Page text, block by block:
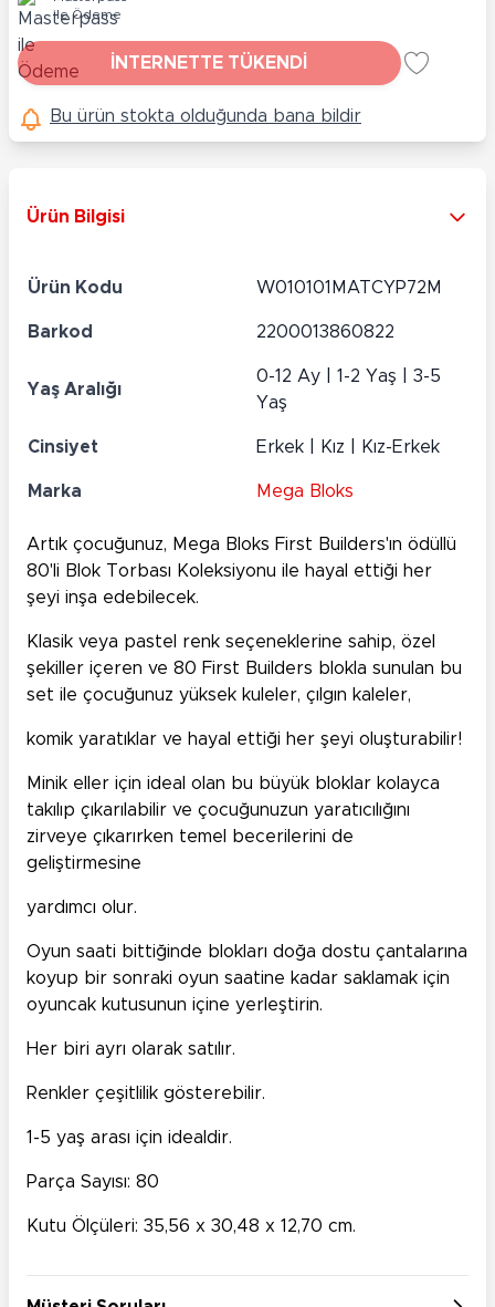
ile Ödeme
İNTERNETTE TÜKENDİ
Bu ürün stokta olduğunda bana bildir
Ürün Bilgisi
Ürün Kodu W010101MATCYP72M
Barkod 2200013860822
Yaş Aralığı
0-12 Ay | 1-2 Yaş | 3-5
Yaş
Cinsiyet Erkek | Kız | Kız-Erkek
Marka Mega Bloks
Artık çocuğunuz, Mega Bloks First Builders'ın ödüllü
80'li Blok Torbası Koleksiyonu ile hayal ettiği her
şeyi inşa edebilecek.
Klasik veya pastel renk seçeneklerine sahip, özel
şekiller içeren ve 80 First Builders blokla sunulan bu
set ile çocuğunuz yüksek kuleler, çılgın kaleler,
komik yaratıklar ve hayal ettiği her şeyi oluşturabilir!
Minik eller için ideal olan bu büyük bloklar kolayca
takılıp çıkarılabilir ve çocuğunuzun yaratıcılığını
zirveye çıkarırken temel becerilerini de
geliştirmesine
yardımcı olur.
Oyun saati bittiğinde blokları doğa dostu çantalarına
koyup bir sonraki oyun saatine kadar saklamak için
oyuncak kutusunun içine yerleştirin.
Her biri ayrı olarak satılır.
Renkler çeşitlilik gösterebilir.
1-5 yaş arası için idealdir.
Parça Sayısı: 80
Kutu Ölçüleri: 35,56 x 30,48 x 12,70 cm.